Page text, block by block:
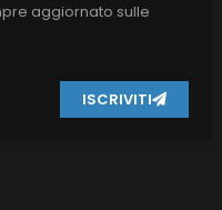
aggiornato sulle
ISCRIVITI